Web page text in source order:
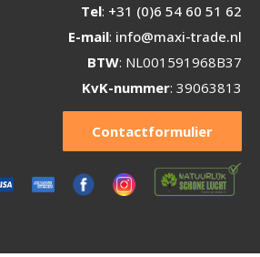
Tel: +31 (0)6 54 60 51 62
E-mail: info@maxi-trade.nl
BTW: NL001591968B37
KvK-nummer: 39063813
Contactformulier